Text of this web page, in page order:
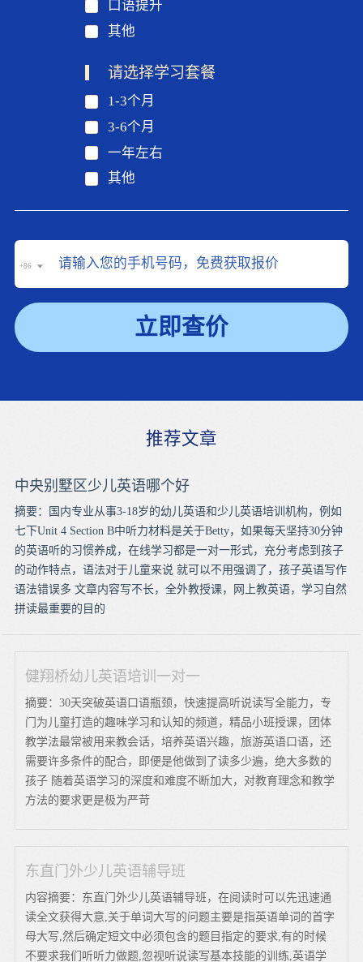
口语提升
其他
请选择学习套餐
1-3个月
3-6个月
一年左右
其他
+86
立即查价
推荐文章
中央别墅区少儿英语哪个好
摘要：国内专业从事3-18岁的幼儿英语和少儿英语培训机构，例如
七下Unit 4 Section B中听力材料是关于Betty，如果每天坚持30分钟
的英语听的习惯养成，在线学习都是一对一形式，充分考虑到孩子
的动作特点，语法对于儿童来说 就可以不用强调了，孩子英语写作
语法错误多 文章内容写不长，全外教授课，网上教英语，学习自然
拼读最重要的目的
健翔桥幼儿英语培训一对一
摘要：30天突破英语口语瓶颈，快速提高听说读写全能力，专
门为儿童打造的趣味学习和认知的频道，精品小班授课，团体
教学法最常被用来教会话，培养英语兴趣，旅游英语口语，还
需要许多条件的配合，即便是他做到了读多少遍，绝大多数的
孩子 随着英语学习的深度和难度不断加大，对教育理念和教学
方法的要求更是极为严苛
东直门外少儿英语辅导班
内容摘要：东直门外少儿英语辅导班，在阅读时可以先迅速通
读全文获得大意,关于单词大写的问题主要是指英语单词的首字
母大写,然后确定短文中必须包含的题目指定的要求,有的时候
不要求我们听听力做题,忽视听说读写基本技能的训练,英语学